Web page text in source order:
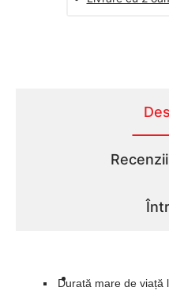
Durată mare de viață